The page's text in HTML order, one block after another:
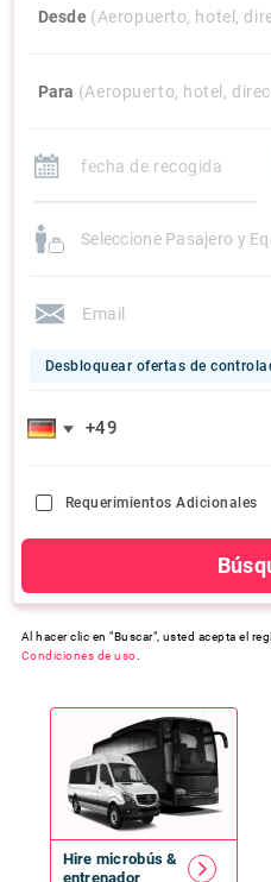
Desde (Aeropuerto, hotel,
Para (Aeropuerto, hotel,
Seleccione Pasajero y
Desbloquear ofertas de
Requerimientos Adicionales
Al hacer clic en "Buscar", usted acepta el
Condiciones de uso
Hire microbús &
entrenador